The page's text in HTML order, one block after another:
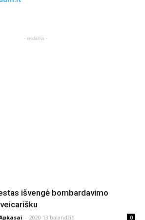
- reklama -
išvengė bombardavimo
- 2020 13 balandžio 0